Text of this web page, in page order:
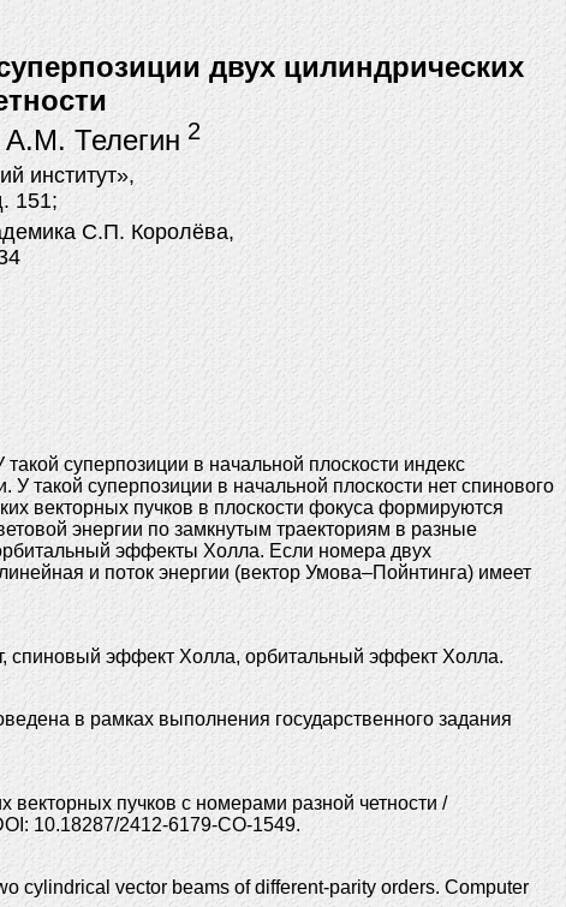
двух цилиндрических
А.М. Телегин 2
институт»,
151;
С.П. Королёва,
суперпозиции в начальной плоскости индекс
такой суперпозиции в начальной плоскости нет спинового
векторных пучков в плоскости фокуса формируются
энергии по замкнутым траекториям в разные
эффекты Холла. Если номера двух
и поток энергии (вектор Умова–Пойнтинга) имеет
спиновый эффект Холла, орбитальный эффект Холла.
в рамках выполнения государственного задания
пучков с номерами разной четности /
10.18287/2412-6179-CO-1549.
cylindrical vector beams of different-parity orders. Computer